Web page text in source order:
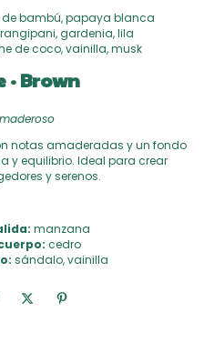
bambú, papaya blanca
gardenia, lila
de coco, vainilla, musk
· Brown
notas amaderadas y un fondo
y equilibrio. Ideal para crear
y serenos.
manzana
cedro
sándalo, vainilla